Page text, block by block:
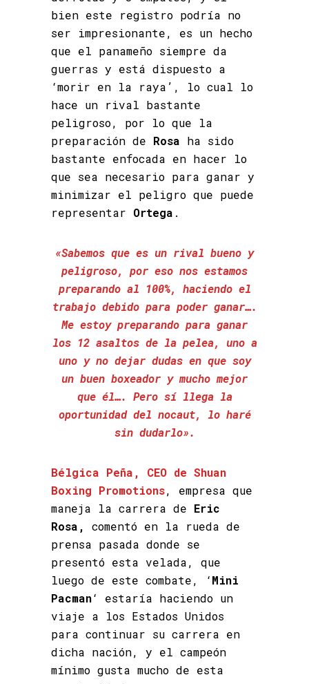
bien este registro podría no
ser impresionante, es un hecho
que el panameño siempre da
guerras y está dispuesto a
‘morir en la raya’, lo cual lo
hace un rival bastante
peligroso, por lo que la
preparación de Rosa ha sido
bastante enfocada en hacer lo
que sea necesario para ganar y
minimizar el peligro que puede
representar Ortega .
«Sabemos que es un rival bueno y
peligroso, por eso nos estamos
preparando al 100%, haciendo el
trabajo debido para poder ganar….
Me estoy preparando para ganar
los 12 asaltos de la pelea, uno a
uno y no dejar dudas en que soy
un buen boxeador y mucho mejor
que él…. Pero sí llega la
oportunidad del nocaut, lo haré
sin dudarlo».
Bélgica Peña, CEO de Shuan
Boxing Promotions, empresa que
maneja la carrera de Eric
Rosa,
comentó en la rueda de
prensa pasada donde se
presentó esta velada, que
luego de este combate, ‘Mini
Pacman‘ estaría haciendo un
viaje a los Estados Unidos
para continuar su carrera en
dicha nación, y el campeón
mínimo gusta mucho de esta